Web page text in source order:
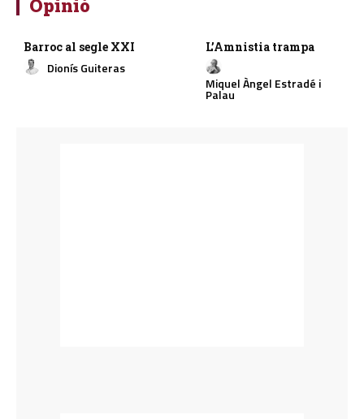
Opinió
Barroc al segle XXI
Dionís Guiteras
L’Amnistia trampa
Miquel Àngel Estradé i
Palau